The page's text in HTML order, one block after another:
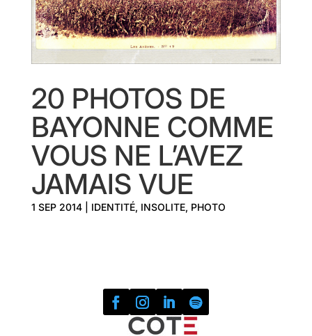
20 PHOTOS DE
BAYONNE COMME
VOUS NE L’AVEZ
JAMAIS VUE
1 SEP 2014| IDENTITÉ, INSOLITE, PHOTO